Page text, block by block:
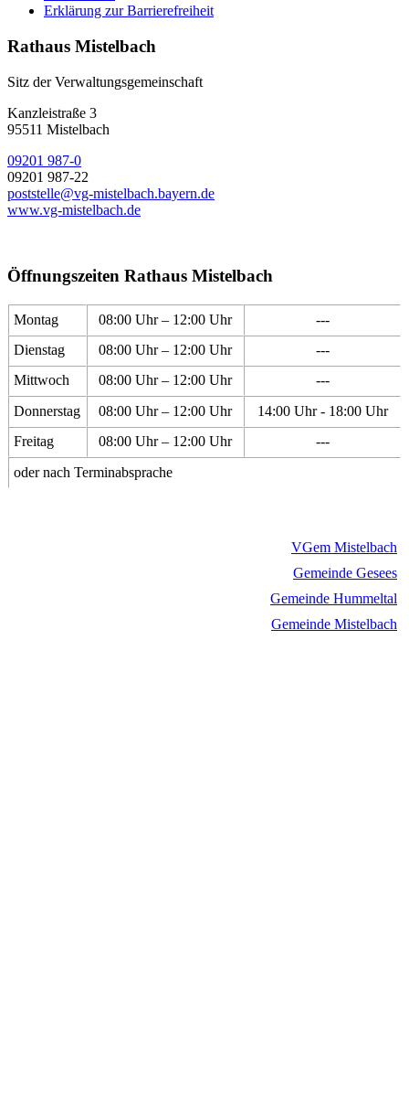
Erklärung zur Barrierefreiheit
Rathaus Mistelbach
Sitz der Verwaltungsgemeinschaft
Kanzleistraße 3
95511 Mistelbach
09201 987-0
09201 987-22
poststelle@vg-mistelbach.bayern.de
www.vg-mistelbach.de
Öffnungszeiten Rathaus Mistelbach
Montag 08:00 Uhr – 12:00 Uhr
---
Dienstag
08:00 Uhr – 12:00 Uhr
---
Mittwoch
08:00 Uhr – 12:00 Uhr
---
Donnerstag
08:00 Uhr – 12:00 Uhr
14:00 Uhr - 18:00 Uhr
Freitag
08:00 Uhr – 12:00 Uhr
---
oder nach Terminabsprache
VGem Mistelbach
Gemeinde Gesees
Gemeinde Hummeltal
Gemeinde Mistelbach